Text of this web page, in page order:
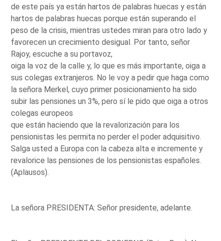
de este país ya están hartos de palabras huecas y están
hartos de palabras huecas porque están superando el
peso de la crisis, mientras ustedes miran para otro lado y
favorecen un crecimiento desigual. Por tanto, señor
Rajoy, escuche a su portavoz,
oiga la voz de la calle y, lo que es más importante, oiga a
sus colegas extranjeros. No le voy a pedir que haga como
la señora Merkel, cuyo primer posicionamiento ha sido
subir las pensiones un 3%, pero sí le pido que oiga a otros
colegas europeos
que están haciendo que la revalorización para los
pensionistas les permita no perder el poder adquisitivo.
Salga usted a Europa con la cabeza alta e incremente y
revalorice las pensiones de los pensionistas españoles.
(Aplausos).
La señora PRESIDENTA: Señor presidente, adelante.